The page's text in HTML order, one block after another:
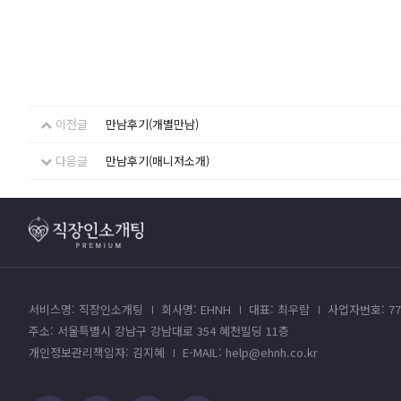
이전글 만남후기(개별만남)
다음글 만남후기(매니저소개)
서비스명: 직장인소개팅 회사명: EHNH 대표: 최우람
사업자번호:
주소: 서울특별시 강남구 강남대로 354 혜천빌딩 11층
개인정보관리책임자: 김지혜
E-MAIL: help@ehnh.co.kr